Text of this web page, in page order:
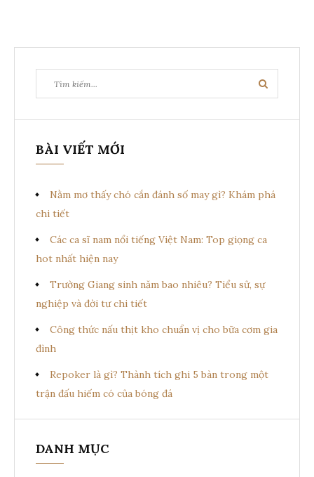
ớ
b
ì
i
m
:
T
ì
i
BÀI VIẾT MỚI
Nằm mơ thấy chó cắn đánh số may gì? Khám phá
chi tiết
Các ca sĩ nam nổi tiếng Việt Nam: Top giọng ca
hot nhất hiện nay
Trường Giang sinh năm bao nhiêu? Tiểu sử, sự
nghiệp và đời tư chi tiết
Công thức nấu thịt kho chuẩn vị cho bữa cơm gia
đình
Repoker là gì? Thành tích ghi 5 bàn trong một
trận đấu hiếm có của bóng đá
DANH MỤC